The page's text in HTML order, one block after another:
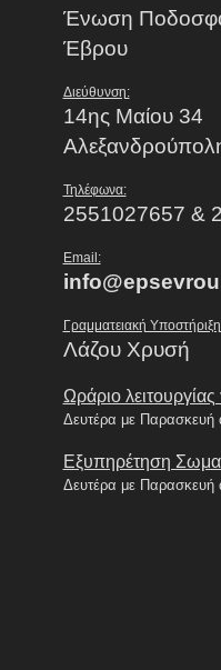
Ένωση
Έβρου
Διεύθυνση:
14ης Μαίου 34
Τηλέφωνα:
2551027657 &
Email:
Γραμματειακή
Λάζου Χρυσή
Ωράριο
Δευτέρα με
Εξυπηρέτηση
Δευτέρα με